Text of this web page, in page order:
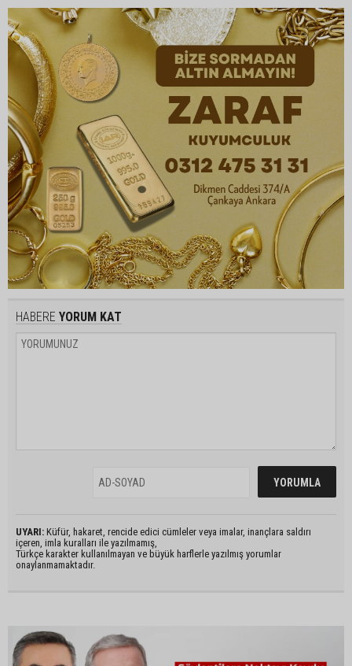
HABERE YORUM KAT
UYARI: Küfür, hakaret, rencide edici cümleler veya imalar, inançlara saldırı
içeren, imla kuralları ile yazılmamış,
Türkçe karakter kullanılmayan ve büyük harflerle yazılmış yorumlar
onaylanmamaktadır.